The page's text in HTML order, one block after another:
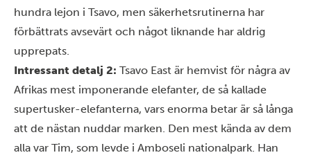
hundra lejon i Tsavo, men säkerhetsrutinerna har
förbättrats avsevärt och något liknande har aldrig
upprepats.
Intressant detalj 2: Tsavo East är hemvist för några av
Afrikas mest imponerande elefanter, de så kallade
supertusker-elefanterna, vars enorma betar är så långa
att de nästan nuddar marken. Den mest kända av dem
alla var Tim, som levde i Amboseli nationalpark . Han